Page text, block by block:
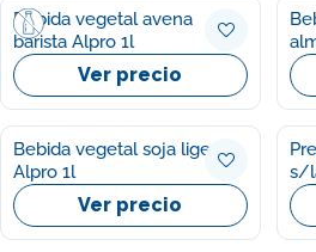
Bebida vegetal avena
barista Alpro 1l
Ver precio
Bebida vegetal soja ligera
Alpro 1l
Ver precio
s/